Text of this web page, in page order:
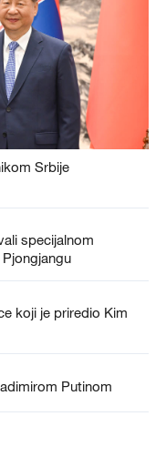
Srbije
specijalnom
koji je priredio Kim
Putinom